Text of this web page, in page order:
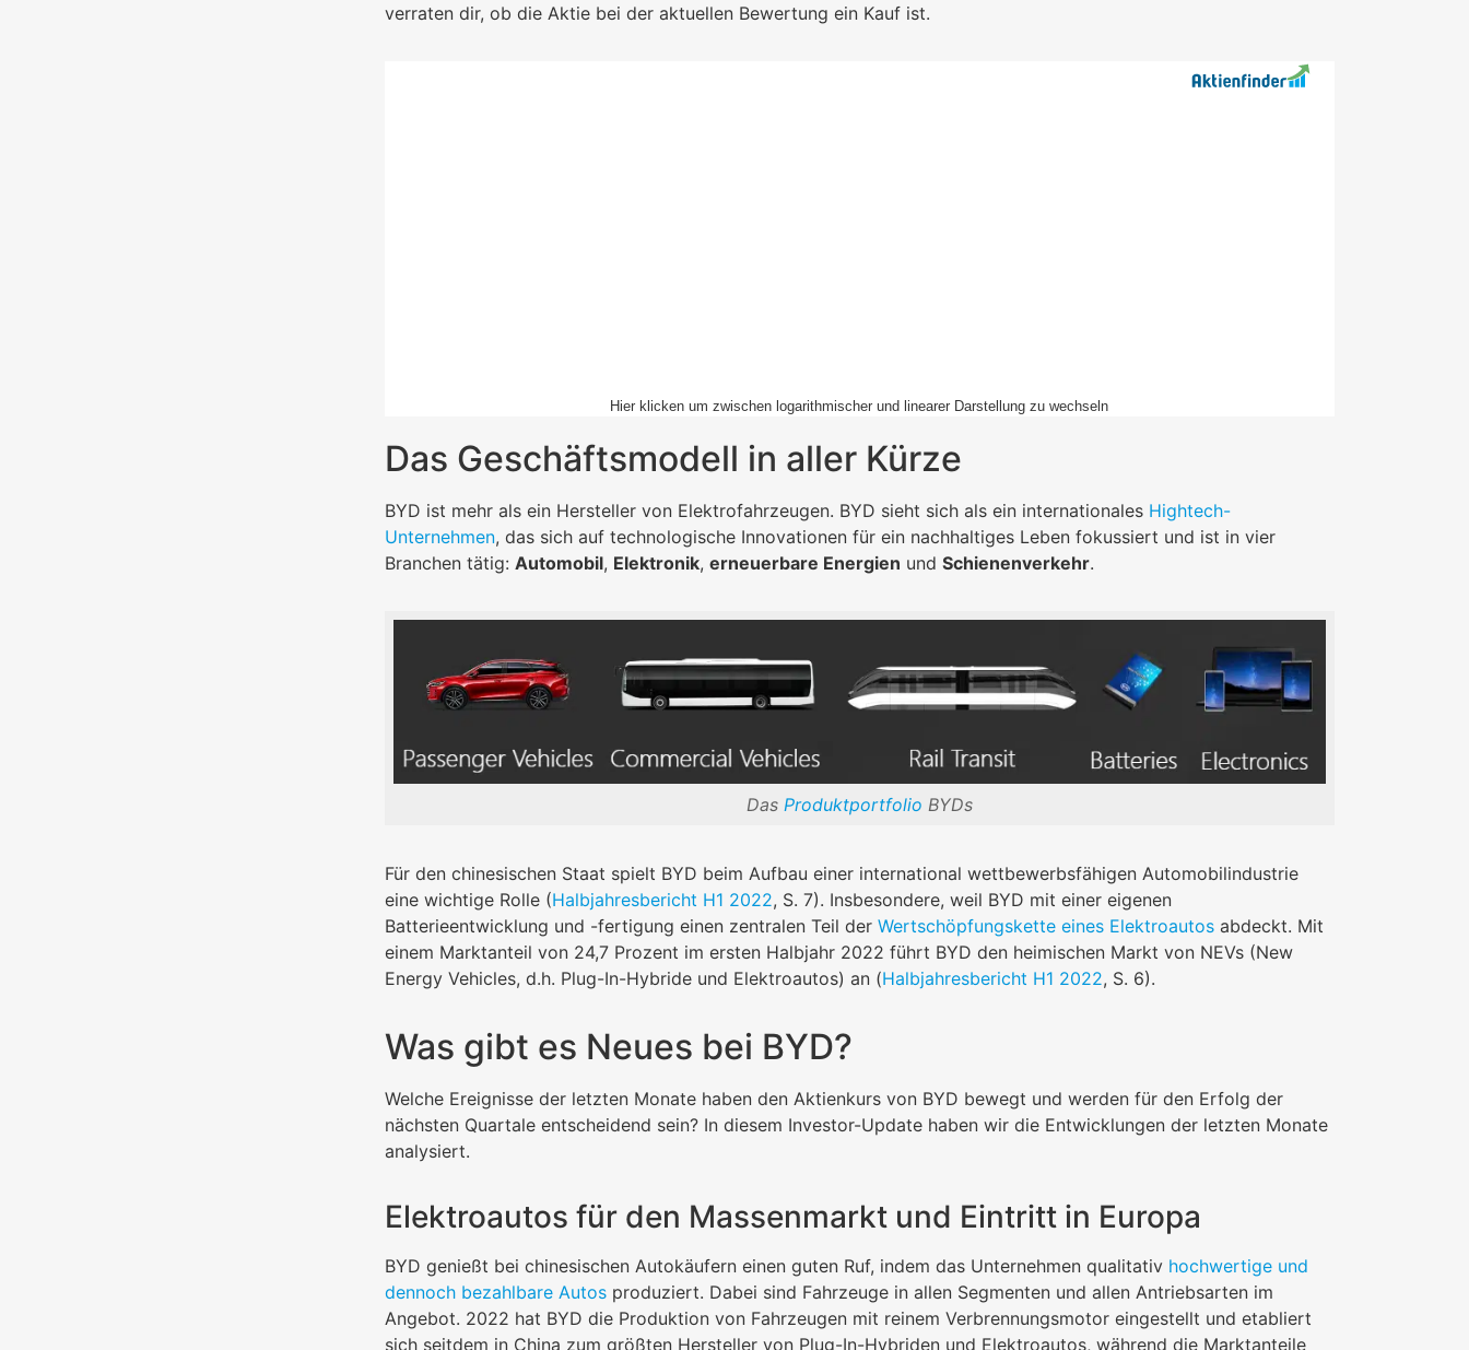
verraten dir, ob die Aktie bei der aktuellen Bewertung ein Kauf ist.
Hier klicken um zwischen logarithmischer und linearer Darstellung zu wechseln
Das Geschäftsmodell in aller Kürze
BYD ist mehr als ein Hersteller von Elektrofahrzeugen. BYD sieht sich als ein internationales Hightech-
Unternehmen, das sich auf technologische Innovationen für ein nachhaltiges Leben fokussiert und ist in vier
Branchen tätig: Automobil, Elektronik, erneuerbare Energien und Schienenverkehr.
Das Produktportfolio BYDs
Für den chinesischen Staat spielt BYD beim Aufbau einer international wettbewerbsfähigen Automobilindustrie
eine wichtige Rolle (Halbjahresbericht H1 2022, S. 7). Insbesondere, weil BYD mit einer eigenen
Batterieentwicklung und -fertigung einen zentralen Teil der Wertschöpfungskette eines Elektroautosabdeckt. Mit
einem Marktanteil von 24,7 Prozent im ersten Halbjahr 2022 führt BYD den heimischen Markt von NEVs (New
Energy Vehicles, d.h. Plug-In-Hybride und Elektroautos) an (Halbjahresbericht H1 2022, S. 6).
Was gibt es Neues bei BYD?
Welche Ereignisse der letzten Monate haben den Aktienkurs von BYD bewegt und werden für den Erfolg der
nächsten Quartale entscheidend sein? In diesem Investor-Update haben wir die Entwicklungen der letzten Monate
analysiert.
Elektroautos für den Massenmarkt und Eintritt in Europa
BYD genießt bei chinesischen Autokäufern einen guten Ruf, indem das Unternehmen qualitativ hochwertige und
dennoch bezahlbare Autosproduziert. Dabei sind Fahrzeuge in allen Segmenten und allen Antriebsarten im
Angebot. 2022 hat BYD die Produktion von Fahrzeugen mit reinem Verbrennungsmotor eingestellt und etabliert
sich seitdem in China zum größten Hersteller von Plug-In-Hybriden und Elektroautos, während die Marktanteile